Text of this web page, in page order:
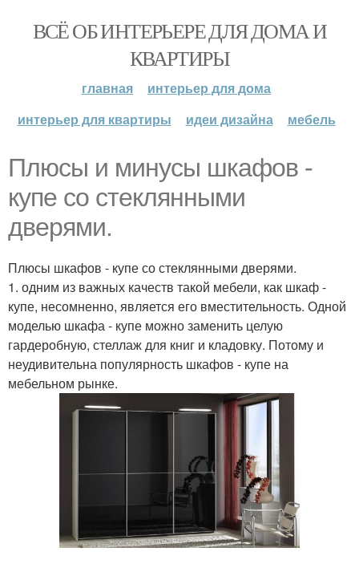
ВСЁ ОБ ИНТЕРЬЕРЕ ДЛЯ ДОМА И
КВАРТИРЫ
главная
интерьер для дома
интерьер для квартиры
идеи дизайна мебель
Плюсы и минусы шкафов -
купе со стеклянными
дверями.
Плюсы шкафов - купе со стеклянными дверями.
1. одним из важных качеств такой мебели, как шкаф -
купе, несомненно, является его вместительность. Одной
моделью шкафа - купе можно заменить целую
гардеробную, стеллаж для книг и кладовку. Потому и
неудивительна популярность шкафов - купе на
мебельном рынке.